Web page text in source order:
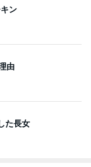
ン
由
た長女